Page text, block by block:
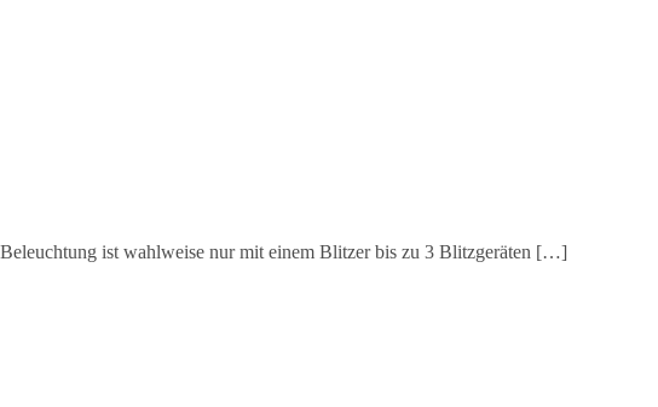
ist wahlweise nur mit einem Blitzer bis zu 3 Blitzgeräten […]